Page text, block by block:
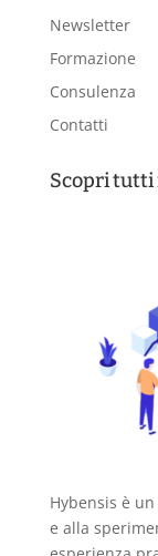
Newsletter
Formazione
Consulenza
Contatti
Scopri tutti
Hybensis è
e alla